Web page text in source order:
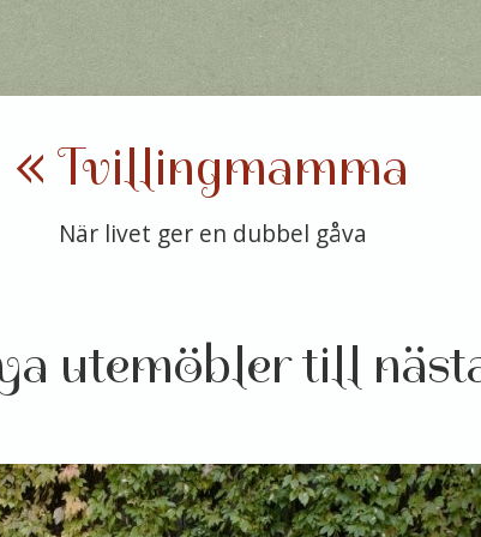
« Tvillingmamma
När livet ger en dubbel gåva
utemöbler till